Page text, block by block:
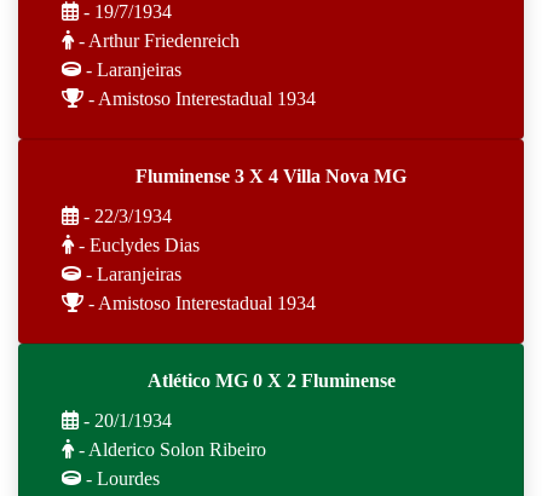
- 19/7/1934
- Arthur Friedenreich
- Laranjeiras
- Amistoso Interestadual 1934
Fluminense 3 X 4 Villa Nova MG
- 22/3/1934
- Euclydes Dias
- Laranjeiras
- Amistoso Interestadual 1934
Atlético MG 0 X 2 Fluminense
- 20/1/1934
- Alderico Solon Ribeiro
- Lourdes